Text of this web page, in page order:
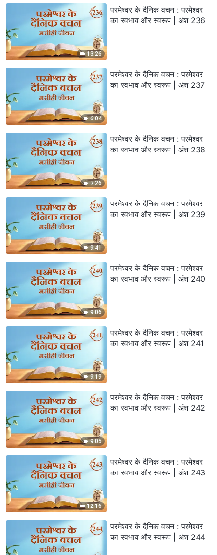
13:26
परमेश्वर के दैनिक वचन : परमेश्वर
का स्वभाव और स्वरूप | अंश 236
6:04
परमेश्वर के दैनिक वचन : परमेश्वर
का स्वभाव और स्वरूप | अंश 237
7:26
परमेश्वर के दैनिक वचन : परमेश्वर
का स्वभाव और स्वरूप | अंश 238
9:41
परमेश्वर के दैनिक वचन : परमेश्वर
का स्वभाव और स्वरूप | अंश 239
9:06
परमेश्वर के दैनिक वचन : परमेश्वर
का स्वभाव और स्वरूप | अंश 240
9:19
परमेश्वर के दैनिक वचन : परमेश्वर
का स्वभाव और स्वरूप | अंश 241
9:05
परमेश्वर के दैनिक वचन : परमेश्वर
का स्वभाव और स्वरूप | अंश 242
12:16
परमेश्वर के दैनिक वचन : परमेश्वर
का स्वभाव और स्वरूप | अंश 243
परमेश्वर के दैनिक वचन : परमेश्वर
का स्वभाव और स्वरूप | अंश 244